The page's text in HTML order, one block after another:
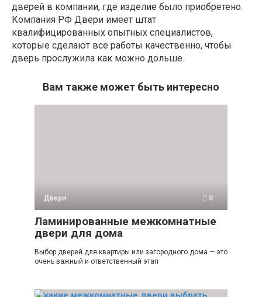
дверей в компании, где изделие было приобретено.
Компания РФ Двери имеет штат
квалифицированных опытных специалистов,
которые сделают все работы качественно, чтобы
дверь прослужила как можно дольше.
Вам также может быть интересно
Двери 0
Ламинированные межкомнатные
двери для дома
Выбор дверей для квартиры или загородного дома — это
очень важный и ответственный этап